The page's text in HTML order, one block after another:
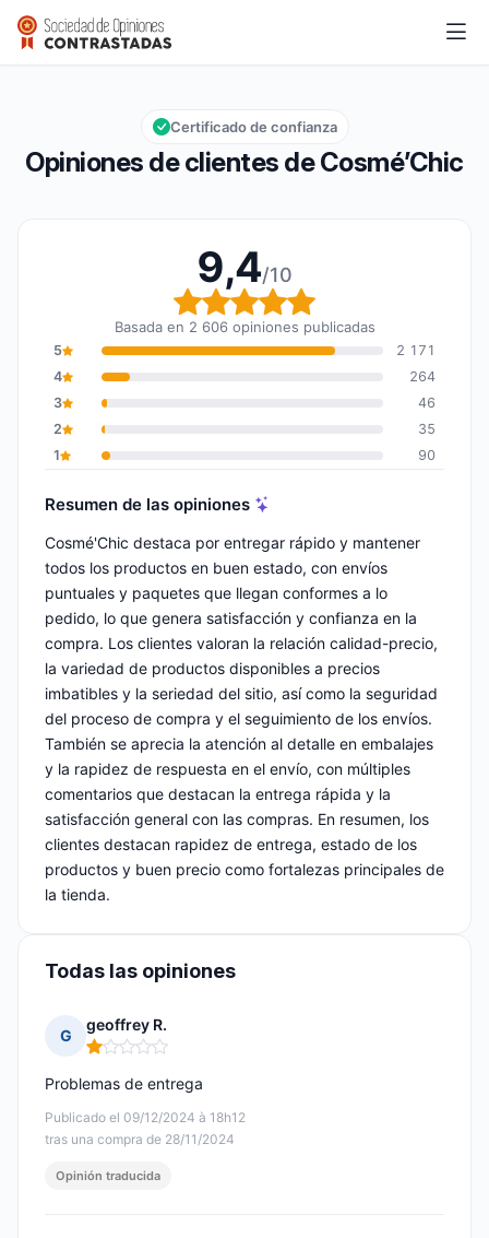
Cosmé’Chic
Calificación global: 9,4 de 10
9,4/10
Opiniones de clientes de Cosmé’Chic
Certificado de confianza
9,4/10
Calificación global: 9,4
Basada en 2 606 opiniones publicadas
5
2 171
4
264
3
46
2
35
1
90
Resumen de las opiniones
Cosmé'Chic destaca por entregar rápido y mantener
todos los productos en buen estado, con envíos
puntuales y paquetes que llegan conformes a lo
pedido, lo que genera satisfacción y confianza en la
compra. Los clientes valoran la relación calidad-precio,
la variedad de productos disponibles a precios
imbatibles y la seriedad del sitio, así como la seguridad
del proceso de compra y el seguimiento de los envíos.
También se aprecia la atención al detalle en embalajes
y la rapidez de respuesta en el envío, con múltiples
comentarios que destacan la entrega rápida y la
satisfacción general con las compras. En resumen, los
clientes destacan rapidez de entrega, estado de los
productos y buen precio como fortalezas principales de
la tienda.
Todas las opiniones
G
geoffrey R.
Nota: 1 de 5
Publicado el 09/12/2024 à 18h12
tras una compra de 28/11/2024
Problemas de entrega
Opinión traducida